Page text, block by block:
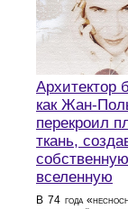
Архитектор
как Жан-
перекроил
ткань,
собственную
вселенную
В 74 года